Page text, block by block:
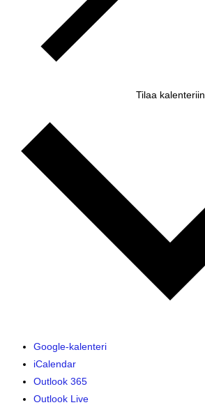
Tilaa kalenteriin
Google-kalenteri
iCalendar
Outlook 365
Outlook Live